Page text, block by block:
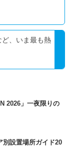
、いま最も熱
2026」一夜限りの
別設置場所ガイド20